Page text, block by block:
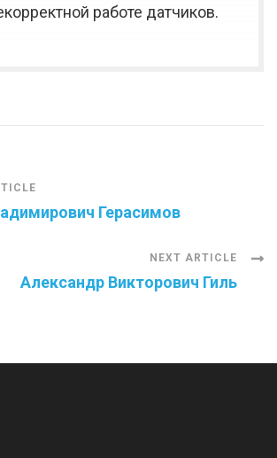
работе датчиков.
Герасимов
NEXT ARTICLE
Александр Викторович Гиль